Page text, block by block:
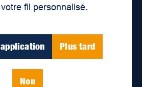
fil personnalisé.
Plus tard
Non